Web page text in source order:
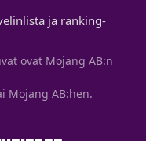
ja ranking-
ovat Mojang AB:n
Mojang AB:hen.